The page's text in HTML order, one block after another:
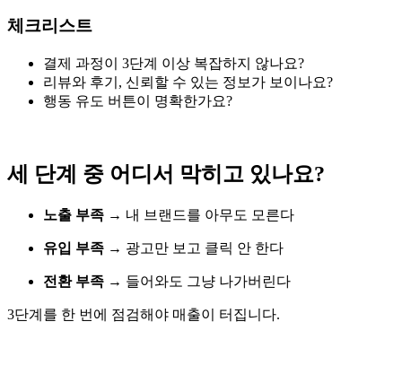
체크리스트
결제 과정이 3단계 이상 복잡하지 않나요?
리뷰와 후기, 신뢰할 수 있는 정보가 보이나요?
행동 유도 버튼이 명확한가요?
세 단계 중 어디서 막히고 있나요?
노출 부족 → 내 브랜드를 아무도 모른다
유입 부족 → 광고만 보고 클릭 안 한다
전환 부족 → 들어와도 그냥 나가버린다
3단계를 한 번에 점검해야 매출이 터집니다.